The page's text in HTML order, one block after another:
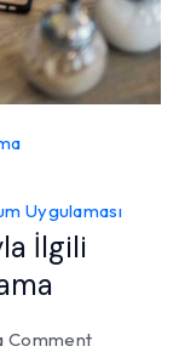
Uygulaması
İlgili
Commenton